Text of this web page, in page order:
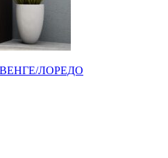
ВЕНГЕ/ЛОРЕДО